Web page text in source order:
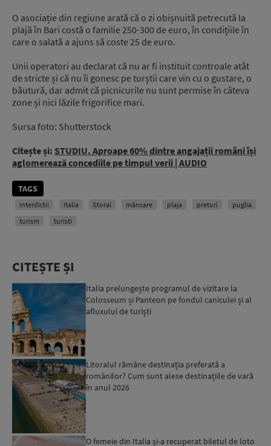
O asociație din regiune arată că o zi obișnuită petrecută la
plajă în Bari costă o familie 250-300 de euro, în condițiile în
care o salată a ajuns să coste 25 de euro.
Unii operatori au declarat că nu ar fi instituit controale atât
de stricte și că nu îi gonesc pe turștii care vin cu o gustare, o
băutură, dar admit că picnicurile nu sunt permise în câteva
zone și nici lăzile frigorifice mari.
Sursa foto: Shutterstock
Citește și: STUDIU. Aproape 60% dintre angajații români își
aglomerează concediile pe timpul verii | AUDIO
TAGS
interdictii italia litoral mâncare plaja preturi
puglia
turism
turisti
CITEȘTE ȘI
Italia prelungește programul de vizitare la
Colosseum și Panteon pe fondul caniculei și al
afluxului de turiști
Litoralul rămâne destinația preferată a
românilor? Cum sunt alese destinațiile de vară
în anul 2026
O femeie din Italia și-a recuperat biletul de loto